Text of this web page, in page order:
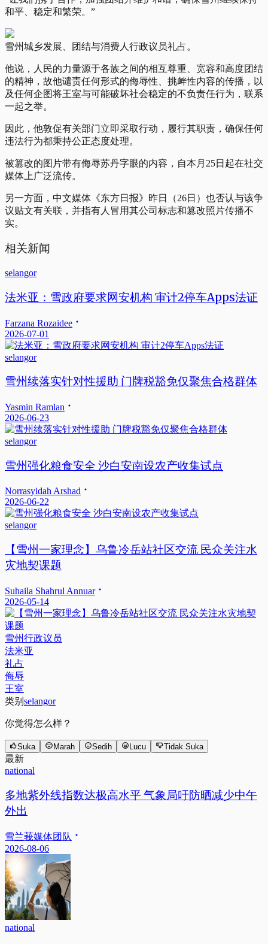
和平、稳定和繁荣。”
雪州城乡发展、团结与消费人行政议员礼占。
他说，人民的力量源于各族之间的相互尊重、宽容和高度团结
的精神，故他谴责任何形式的侮辱性、挑衅性内容的传播，以
及任何企图将王室与可能破坏社会稳定的不负责任行为，联系
一起之举。
因此，他敦促有关部门立即采取行动，履行其职责，确保任何
违法行为都秉持公正态度处理。
被篡改的图片带有侮辱苏丹字眼的内容，自本月25日起在社交
媒体上广泛流传。
另一方面，中文媒体《东方日报》昨日（26日）也否认与该争
议贴文有关联，并指有人冒用其公司标志和篡改照片传播不
实。
相关新闻
selangor
法米亚：雪政府要求网安机构 审计2停车Apps法证
Farzana Rozaidee
2026-07-01
selangor
雪州续落实针对性援助 门牌税豁免仅聚焦合格群体
Yasmin Ramlan
2026-06-23
selangor
雪州强化粮食安全 沙白安南设农产收集试点
Norrasyidah Arshad
2026-06-22
selangor
【雪州一家理念】乌鲁冷岳站社区交流 民众关注水
灾地契课题
Suhaila Shahrul Annuar
2026-05-14
雪州行政议员
法米亚
礼占
侮辱
王室
类别 selangor
你觉得怎么样？
Suka Marah Sedih Lucu Tidak Suka
最新
national
多地紫外线指数达极高水平 气象局吁防晒减少中午
外出
雪兰莪媒体团队
2026-08-06
national